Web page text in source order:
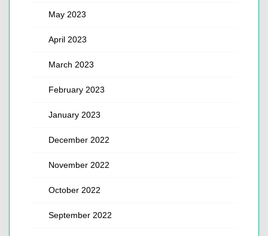
May 2023
April 2023
March 2023
February 2023
January 2023
December 2022
November 2022
October 2022
September 2022